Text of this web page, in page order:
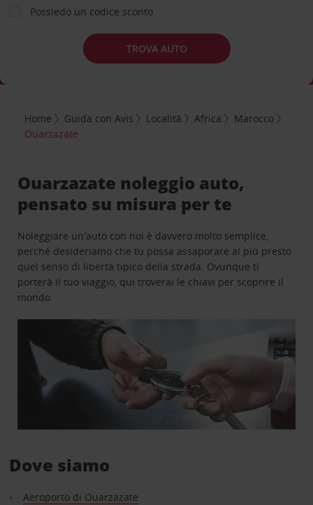
Possiedo un codice sconto
TROVA AUTO
Home Guida con Avis Località Africa
Marocco
Ouarzazate
Ouarzazate noleggio auto,
pensato su misura per te
Noleggiare un'auto con noi è davvero molto semplice,
perché desideriamo che tu possa assaporare al più presto
quel senso di libertà tipico della strada. Ovunque ti
porterà il tuo viaggio, qui troverai le chiavi per scoprire il
mondo.
Dove siamo
Aeroporto di Ouarzazate